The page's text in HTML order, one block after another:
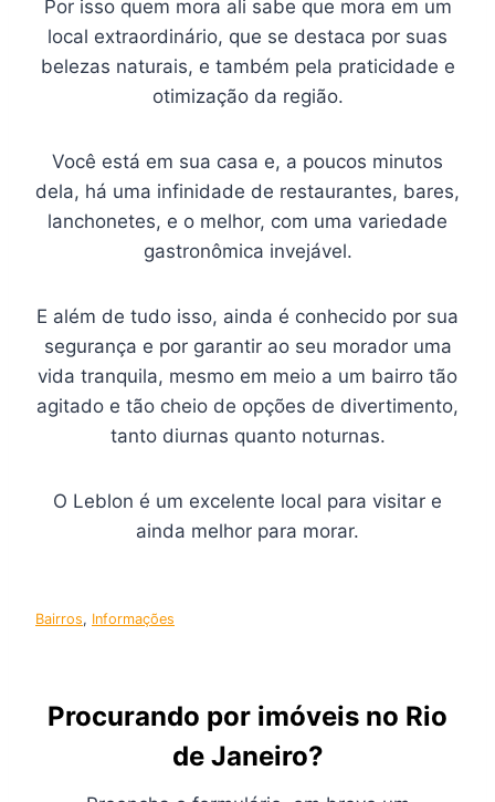
Por isso quem mora ali sabe que mora em um
local extraordinário, que se destaca por suas
belezas naturais, e também pela praticidade e
otimização da região.
Você está em sua casa e, a poucos minutos
dela, há uma infinidade de restaurantes, bares,
lanchonetes, e o melhor, com uma variedade
gastronômica invejável.
E além de tudo isso, ainda é conhecido por sua
segurança e por garantir ao seu morador uma
vida tranquila, mesmo em meio a um bairro tão
agitado e tão cheio de opções de divertimento,
tanto diurnas quanto noturnas.
O Leblon é um excelente local para visitar e
ainda melhor para morar.
Bairros, Informações
Procurando por imóveis no Rio
de Janeiro?